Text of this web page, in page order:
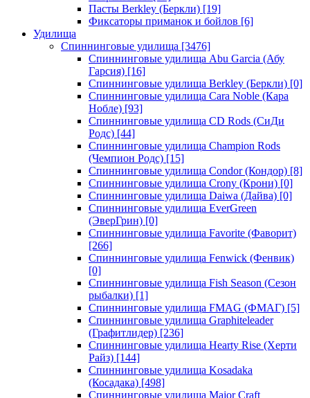
Пасты Berkley (Беркли) [19]
Фиксаторы приманок и бойлов [6]
Удилища
Спиннинговые удилища [3476]
Спиннинговые удилища Abu Garcia (Абу
Гарсия) [16]
Спиннинговые удилища Berkley (Беркли) [0]
Спиннинговые удилища Cara Noble (Кара
Нобле) [93]
Спиннинговые удилища CD Rods (СиДи
Родс) [44]
Спиннинговые удилища Champion Rods
(Чемпион Родс) [15]
Спиннинговые удилища Condor (Кондор) [8]
Спиннинговые удилища Crony (Крони) [0]
Спиннинговые удилища Daiwa (Дайва) [0]
Спиннинговые удилища EverGreen
(ЭверГрин) [0]
Спиннинговые удилища Favorite (Фаворит)
[266]
Спиннинговые удилища Fenwick (Фенвик)
[0]
Спиннинговые удилища Fish Season (Сезон
рыбалки) [1]
Спиннинговые удилища FMAG (ФМАГ) [5]
Спиннинговые удилища Graphiteleader
(Графитлидер) [236]
Спиннинговые удилища Hearty Rise (Херти
Райз) [144]
Спиннинговые удилища Kosadaka
(Косадака) [498]
Спиннинговые удилища Major Craft